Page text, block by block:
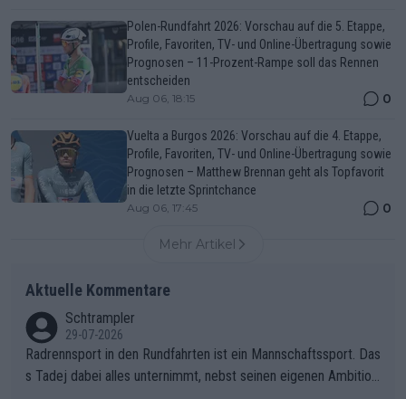
Polen-Rundfahrt 2026: Vorschau auf die 5. Etappe,
Profile, Favoriten, TV- und Online-Übertragung sowie
Prognosen – 11-Prozent-Rampe soll das Rennen
entscheiden
Aug 06, 18:15 0
Vuelta a Burgos 2026: Vorschau auf die 4. Etappe,
Profile, Favoriten, TV- und Online-Übertragung sowie
Prognosen – Matthew Brennan geht als Topfavorit
in die letzte Sprintchance
Aug 06, 17:45 0
Mehr Artikel
Aktuelle Kommentare
Schtrampler
29-07-2026
Radrennsport in den Rundfahrten ist ein Mannschaftssport. Das
s Tadej dabei alles unternimmt, nebst seinen eigenen Ambition